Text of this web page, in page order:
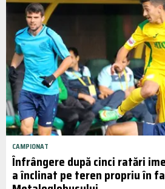
CAMPIONAT
Înfrângere după cinci ratări
a înclinat pe teren propriu în